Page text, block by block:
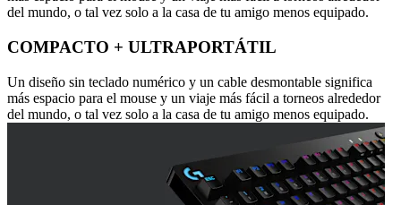
del mundo, o tal vez solo a la casa de tu amigo menos equipado.
COMPACTO + ULTRAPORTÁTIL
Un diseño sin teclado numérico y un cable desmontable significa
más espacio para el mouse y un viaje más fácil a torneos alrededor
del mundo, o tal vez solo a la casa de tu amigo menos equipado.